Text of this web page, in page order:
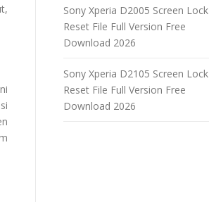
Sony Xperia D2005 Screen Lock
Reset File Full Version Free
Download 2026
Sony Xperia D2105 Screen Lock
Reset File Full Version Free
Download 2026